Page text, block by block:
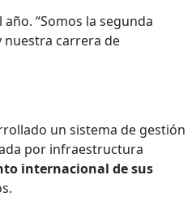
“Somos la segunda
nuestra carrera de
un sistema de gestión
por infraestructura
internacional de sus